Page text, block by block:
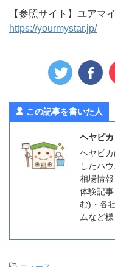
【参照サイト】ユアマ
https://yourmystar.jp/
この記事を書いた人
ヘヤピ
ヘヤピ
したハ
相場情
体験記
む)・各
ムなど